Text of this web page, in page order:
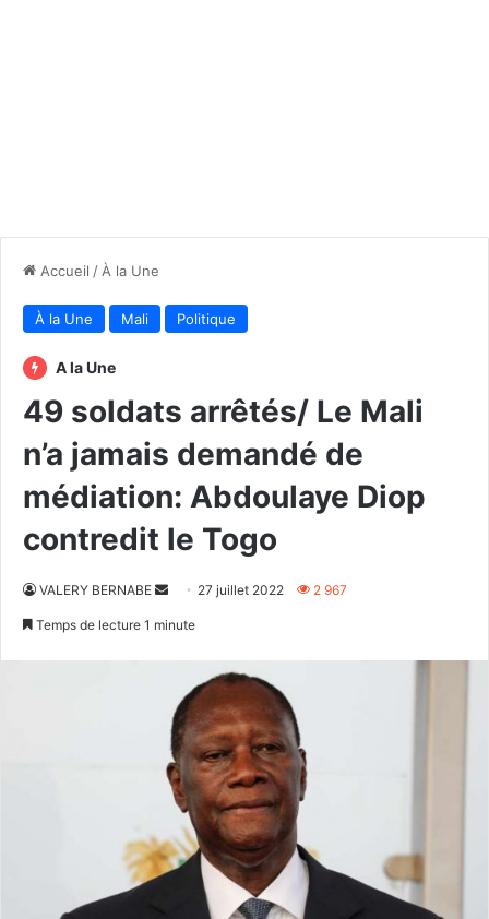
Accueil / À la Une
À la Une Mali Politique
A la Une
49 soldats arrêtés/ Le Mali
n’a jamais demandé de
médiation: Abdoulaye Diop
contredit le Togo
VALERY BERNABE
Envoyer27 juillet 2022 2 967
Temps de lecture 1 minute